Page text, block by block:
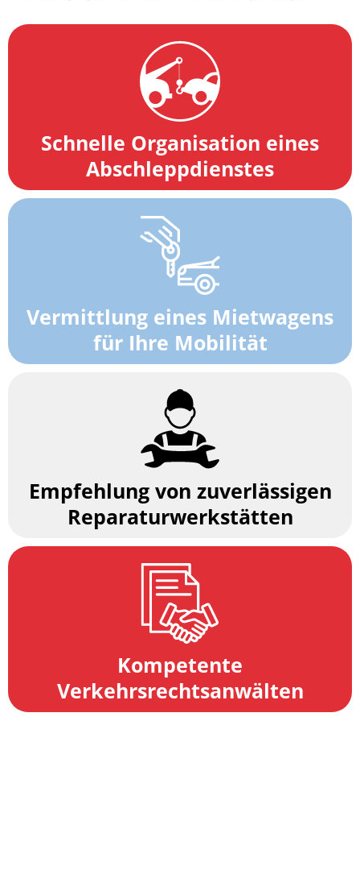
Schnelle Organisation eines
Abschleppdienstes
Vermittlung eines Mietwagens
für Ihre Mobilität
Empfehlung von zuverlässigen
Reparaturwerkstätten
Kompetente
Verkehrsrechtsanwälten